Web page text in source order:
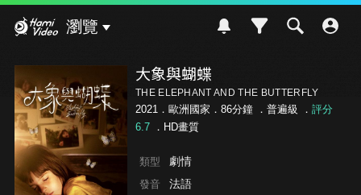
瀏覽
大象與蝴蝶
THE ELEPHANT AND THE BUTTERFLY
2021．歐洲國家．86分鐘 ． 普遍級 ． 評分
6.7．HD畫質
類型 劇情
發音 法語